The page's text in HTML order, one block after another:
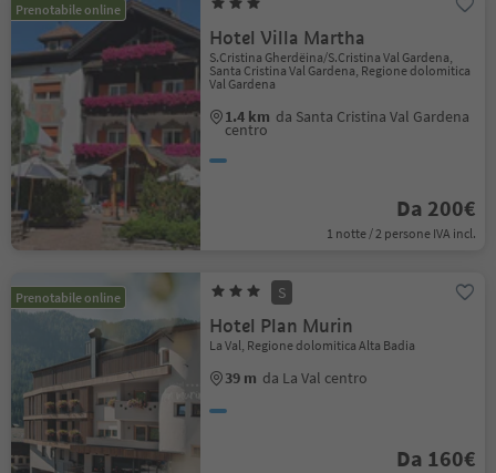
Prenotabile online
Hotel Villa Martha
S.Cristina Gherdëina/S.Cristina Val Gardena,
Santa Cristina Val Gardena, Regione dolomitica
Val Gardena
1.4 km da Santa Cristina Val Gardena
centro
Da 200€
1 notte / 2 persone IVA incl.
Prenotabile online S
Hotel Plan Murin
La Val, Regione dolomitica Alta Badia
39 m da La Val centro
Da 160€